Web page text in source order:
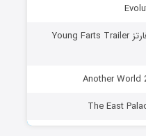
دانلود مستند قطعات تریلر یانگ فارتز Young Farts Trailer